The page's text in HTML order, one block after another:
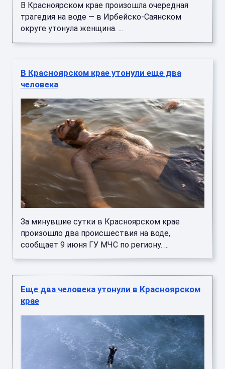
В Красноярском крае произошла очередная
трагедия на воде — в Ирбейско-Саянском
округе утонула женщина. ...
В Красноярском крае утонули еще два
человека
За минувшие сутки в Красноярском крае
произошло два происшествия на воде,
сообщает 9 июня ГУ МЧС по региону. ...
Еще два человека утонули в Красноярском
крае